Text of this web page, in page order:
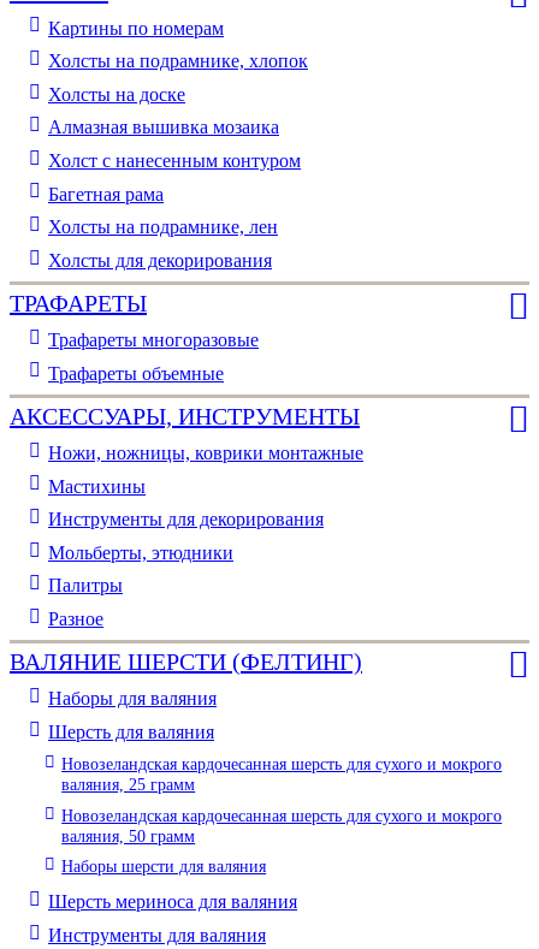
Картины по номерам
Холсты на подрамнике, хлопок
Холсты на доске
Алмазная вышивка мозаика
Холст с нанесенным контуром
Багетная рама
Холсты на подрамнике, лен
Холсты для декорирования
ТРАФАРЕТЫ
Трафареты многоразовые
Трафареты объемные
АКСЕССУАРЫ, ИНСТРУМЕНТЫ
Ножи, ножницы, коврики монтажные
Мастихины
Инструменты для декорирования
Мольберты, этюдники
Палитры
Разное
ВАЛЯНИЕ ШЕРСТИ (ФЕЛТИНГ)
Наборы для валяния
Шерсть для валяния
Новозеландская кардочесанная шерсть для сухого и мокрого
валяния, 25 грамм
Новозеландская кардочесанная шерсть для сухого и мокрого
валяния, 50 грамм
Наборы шерсти для валяния
Шерсть мериноса для валяния
Инструменты для валяния